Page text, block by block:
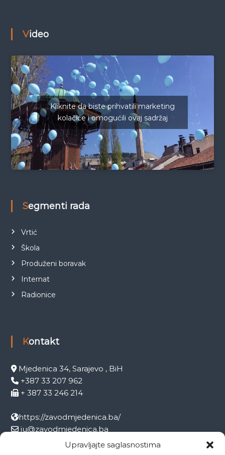
Upravljajte saglasnostima
Video
Kliknite da biste prihvatili marketing
kolačiće i omogućili ovaj sadržaj
Segmenti rada
Vrtić
Škola
Produženi boravak
Internat
Radionice
Kontakt
Mjedenica 34, Sarajevo , BiH
+387 33 207 962
+ 387 33 246 214
https://zavodmjedenica.ba/
ju@zavodmjedenica.ba
info@zamjed.edu.ba